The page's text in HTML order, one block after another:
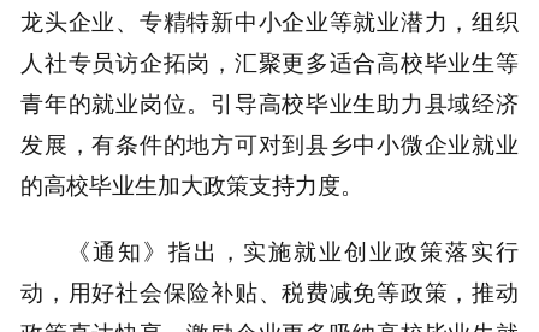
龙头企业、专精特新中小企业等就业潜力，组织
人社专员访企拓岗，汇聚更多适合高校毕业生等
青年的就业岗位。引导高校毕业生助力县域经济
发展，有条件的地方可对到县乡中小微企业就业
的高校毕业生加大政策支持力度。
《通知》指出，实施就业创业政策落实行
动，用好社会保险补贴、税费减免等政策，推动